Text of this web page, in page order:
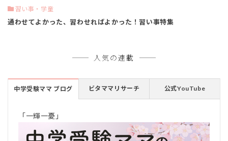
習い事・学童
通わせてよかった、習わせればよかった！習い事特集
人気の連載
中学受験ママ ブログ ビタママリサーチ 公式YouTube
「一輝一憂」